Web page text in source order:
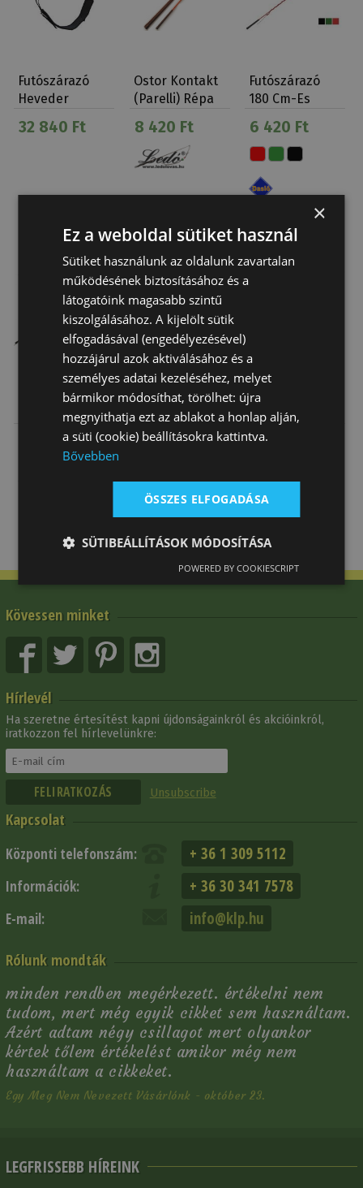
Futószárazó
Heveder
32 840 Ft
Ostor Kontakt
(Parelli) Répa
8 420 Ft
Futószárazó
180 Cm-Es
6 420 Ft
Ostor Kontakt
(Parelli)
7 000 Ft
Ostor Kontakt
(Parelli)-Hez
Kötél Csapó…
3 690 Ft
Hajtó Ostor
6 450 Ft
Kövessen minket
Hírlevél
Ha szeretne értesítést kapni újdonságainkról és akcióinkról,
iratkozzon fel hírlevelünkre:
Unsubscribe
Kapcsolat
Központi telefonszám: + 36 1 309 5112
Információk: + 36 30 341 7578
E-mail: info@klp.hu
Rólunk mondták
minden rendben megérkezett. értékelni nem
tudom, mert még egyik cikket sem használtam.
Azért adtam négy csillagot mert olyankor
kértek tőlem értékelést amikor még nem
használtam a cikkeket.
Egy Meg Nem Nevezett Vásárlónk - október 23.
LEGFRISSEBB HÍREINK
×
Ez a weboldal sütiket használ
Sütiket használunk az oldalunk zavartalan
működésének biztosításához és a
látogatóink magasabb szintű
kiszolgálásához. A kijelölt sütik
elfogadásával (engedélyezésével)
hozzájárul azok aktiválásához és a
személyes adatai kezeléséhez, melyet
bármikor módosíthat, törölhet: újra
megnyithatja ezt az ablakot a honlap alján,
a süti (cookie) beállításokra kattintva.
Bővebben
ÖSSZES ELFOGADÁSA
SÜTIBEÁLLÍTÁSOK MÓDOSÍTÁSA
POWERED BY COOKIESCRIPT